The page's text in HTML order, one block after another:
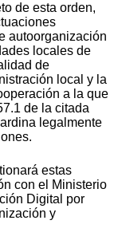
de esta orden,
autoorganización
locales de
de
local y la
a la que
de la citada
legalmente
estas
con el Ministerio
Digital por
y